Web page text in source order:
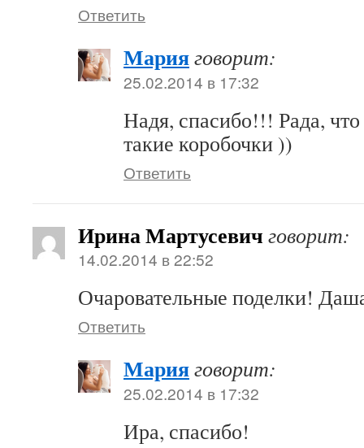
Ответить
Марияговорит:
25.02.2014 в 17:32
Надя, спасибо!!! Рада,
такие коробочки ))
Ответить
Ирина Мартусевич говорит:
14.02.2014 в 22:52
Очаровательные поделки!
Ответить
Марияговорит:
25.02.2014 в 17:32
Ира, спасибо!